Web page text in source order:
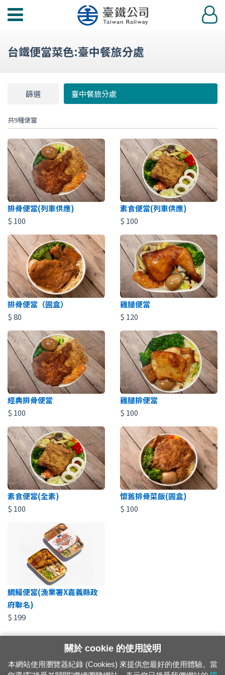
功
單
登
入
台鐵便當菜色:臺中餐旅分處
篩選 臺中餐旅分處
共9種便當
排骨便當(列車供應)
$ 100
素食便當(列車供應)
$ 100
排骨便當（圓盒）
$80
雞腿便當
$ 120
經典排骨便當
$ 100
雞腿排便當
$ 100
素食便當(全素)
$ 100
懷舊排骨菜飯(圓盒)
$ 100
鯛鰻便當(漁業署X嘉義縣政
府聯名)
$ 199
關於 cookie 的使用說明
本網站使用瀏覽器紀錄 (Cookies) 來提供您最好的使用體驗。當